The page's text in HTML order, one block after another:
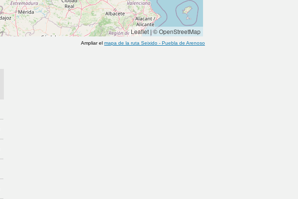
Leaflet |© OpenStreetMap
Ampliar el mapa de la ruta Seixido - Puebla de Arenoso